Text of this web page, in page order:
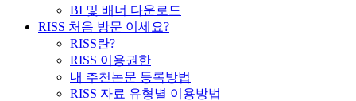
BI 및 배너 다운로드
RISS 처음 방문 이세요?
RISS란?
RISS 이용권한
내 추천논문 등록방법
RISS 자료 유형별 이용방법